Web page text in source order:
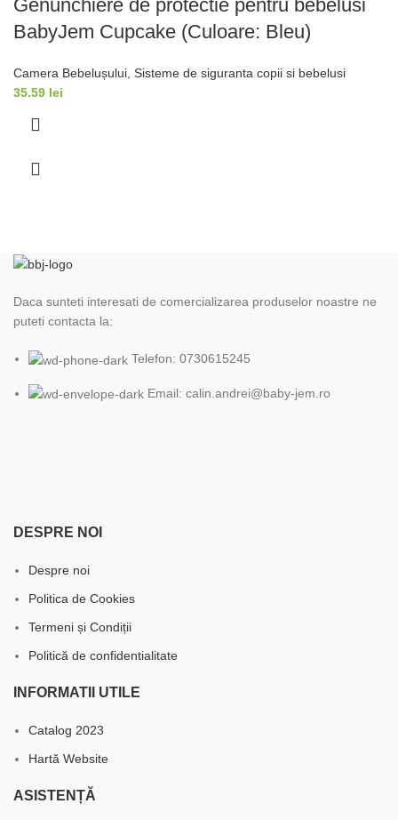
Genunchiere de protectie pentru bebelusi
BabyJem Cupcake (Culoare: Bleu)
Camera Bebelușului Sisteme de siguranta copii si bebelusi
35.59 lei
Daca sunteti interesati de comercializarea produselor noastre ne
puteti contacta la:
Telefon: 0730615245
Email: calin.andrei@baby-jem.ro
DESPRE NOI
Despre noi
Politica de Cookies
Termeni și Condiții
Politică de confidentialitate
INFORMATII UTILE
Catalog 2023
Hartă Website
ASISTENȚĂ